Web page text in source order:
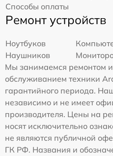
Способы оплаты
Ремонт устройств
Ноутбуков
Наушников
Мы занимаемся ремонтом
обслуживанием техники
гарантийного периода.
независимо и не имеет
производителя. Цены на
носят исключительно
не являются публичной
ГК РФ. Названия и